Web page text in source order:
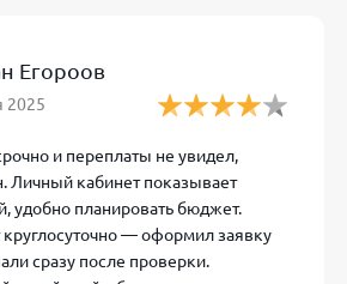
пятница)
номер горячей линии, чтобы сразу
Егороов
2025
и переплаты не увидел,
Личный кабинет показывает
удобно планировать бюджет.
круглосуточно — оформил заявку
сразу после проверки.